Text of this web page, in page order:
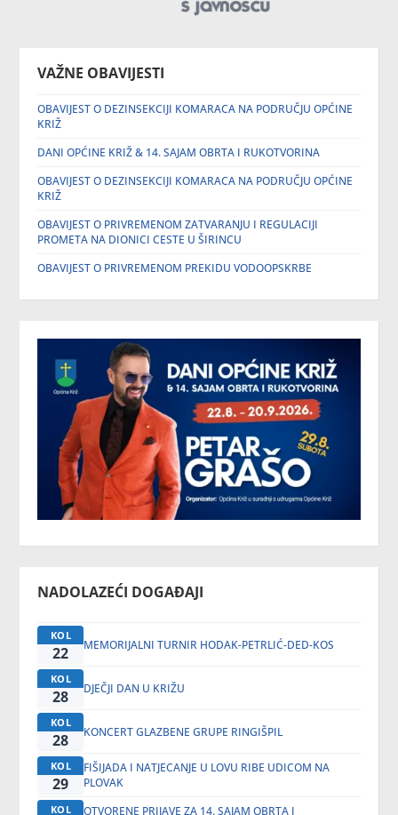
VAŽNE OBAVIJESTI
OBAVIJEST O DEZINSEKCIJI KOMARACA NA PODRUČJU OPĆINE
KRIŽ
DANI OPĆINE KRIŽ & 14. SAJAM OBRTA I RUKOTVORINA
OBAVIJEST O DEZINSEKCIJI KOMARACA NA PODRUČJU OPĆINE
KRIŽ
OBAVIJEST O PRIVREMENOM ZATVARANJU I REGULACIJI
PROMETA NA DIONICI CESTE U ŠIRINCU
OBAVIJEST O PRIVREMENOM PREKIDU VODOOPSKRBE
NADOLAZEĆI DOGAĐAJI
KOL
22 MEMORIJALNI TURNIR HODAK-PETRLIĆ-DED-KOS
KOL
28 DJEČJI DAN U KRIŽU
KOL
28 KONCERT GLAZBENE GRUPE RINGIŠPIL
KOL
29
FIŠIJADA I NATJECANJE U LOVU RIBE UDICOM NA
PLOVAK
KOL OTVORENE PRIJAVE ZA 14. SAJAM OBRTA I